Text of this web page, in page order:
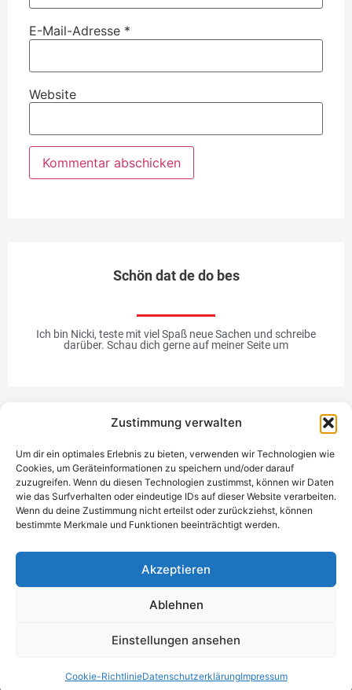
Zustimmung verwalten
Um dir ein optimales Erlebnis zu bieten, verwenden wir Technologien wie
Cookies, um Geräteinformationen zu speichern und/oder darauf
zuzugreifen. Wenn du diesen Technologien zustimmst, können wir Daten
wie das Surfverhalten oder eindeutige IDs auf dieser Website verarbeiten.
Wenn du deine Zustimmung nicht erteilst oder zurückziehst, können
bestimmte Merkmale und Funktionen beeinträchtigt werden.
Akzeptieren
Ablehnen
Einstellungen ansehen
Cookie-RichtlinieDatenschutzerklärungImpressum
E-Mail-Adresse *
Website
Schön dat de do bes
Ich bin Nicki, teste mit viel Spaß neue Sachen und schreibe
darüber. Schau dich gerne auf meiner Seite um
verwalten